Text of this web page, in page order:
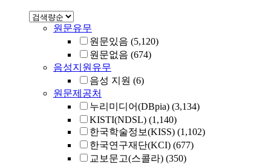
원문유무
원문있음 (5,120)
원문없음 (674)
음성지원유무
음성 지원 (6)
원문제공처
누리미디어(DBpia) (3,134)
KISTI(NDSL) (1,140)
한국학술정보(KISS) (1,102)
한국연구재단(KCI) (677)
교보문고(스콜라) (350)